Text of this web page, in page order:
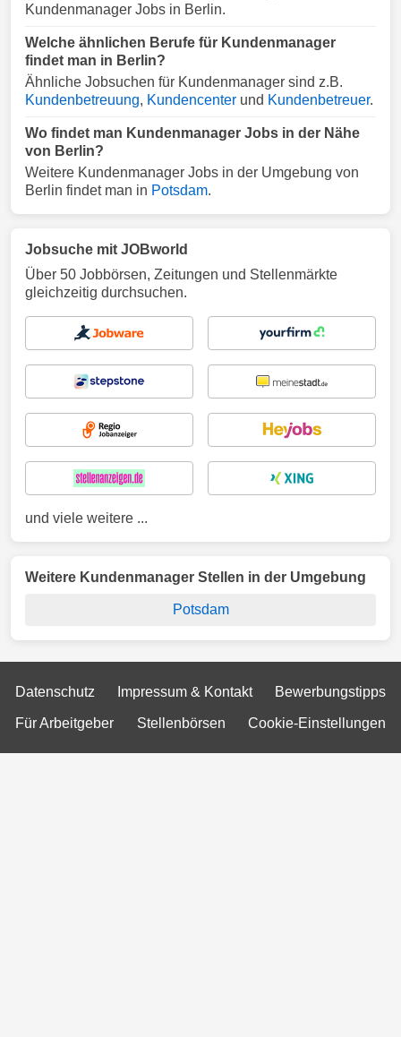
Kundenmanager Jobs in Berlin.
Welche ähnlichen Berufe für Kundenmanager
findet man in Berlin?
Ähnliche Jobsuchen für Kundenmanager sind z.B.
Kundenbetreuung, Kundencenter und Kundenbetreuer.
Wo findet man Kundenmanager Jobs in der Nähe
von Berlin?
Weitere Kundenmanager Jobs in der Umgebung von
Berlin findet man in Potsdam.
Jobsuche mit JOBworld
Über 50 Jobbörsen, Zeitungen und Stellenmärkte
gleichzeitig durchsuchen.
und viele weitere ...
Weitere Kundenmanager Stellen in der Umgebung
Potsdam
Datenschutz Impressum & Kontakt Bewerbungstipps
Für Arbeitgeber Stellenbörsen Cookie-Einstellungen